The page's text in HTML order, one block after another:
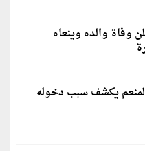
وفاة والده وينعاه
يكشف سبب دخوله